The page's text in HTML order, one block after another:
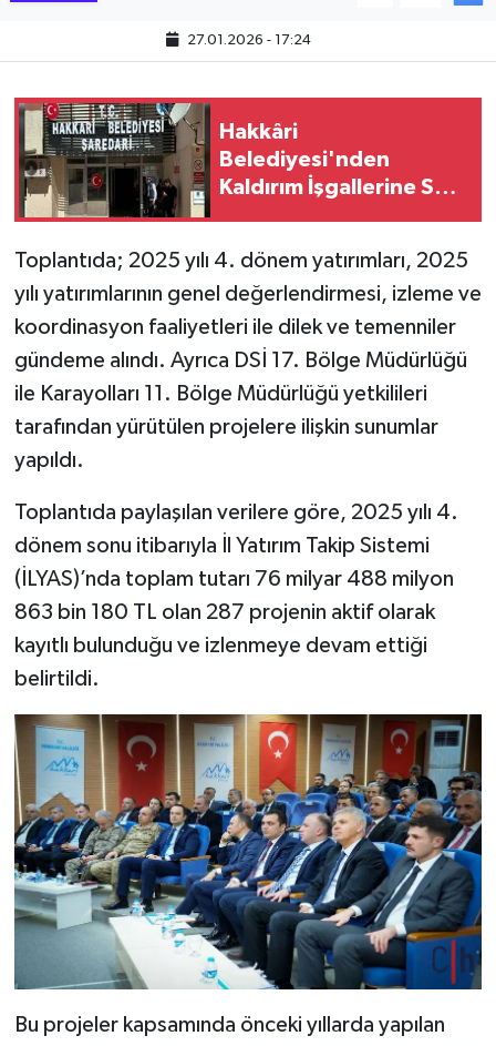
27.01.2026 - 17:24
Hakkâri
Belediyesi'nden
Kaldırım İşgallerine Sert
Toplantıda; 2025 yılı 4. dönem yatırımları, 2025
yılı yatırımlarının genel değerlendirmesi, izleme ve
koordinasyon faaliyetleri ile dilek ve temenniler
gündeme alındı. Ayrıca DSİ 17. Bölge Müdürlüğü
ile Karayolları 11. Bölge Müdürlüğü yetkilileri
tarafından yürütülen projelere ilişkin sunumlar
yapıldı.
Toplantıda paylaşılan verilere göre, 2025 yılı 4.
dönem sonu itibarıyla İl Yatırım Takip Sistemi
(İLYAS)’nda toplam tutarı 76 milyar 488 milyon
863 bin 180 TL olan 287 projenin aktif olarak
kayıtlı bulunduğu ve izlenmeye devam ettiği
belirtildi.
Bu projeler kapsamında önceki yıllarda yapılan
POLİTİKA
REKLAM
SAĞLIK
SPOR
TARİH
TEKNOLOJİ
YAŞAM